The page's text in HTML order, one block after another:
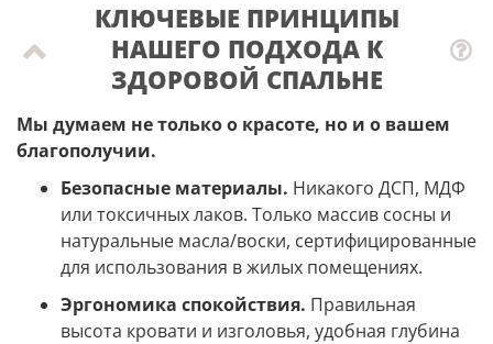
КЛЮЧЕВЫЕ ПРИНЦИПЫ
НАШЕГО ПОДХОДА К
ЗДОРОВОЙ СПАЛЬНЕ
Мы думаем не только о красоте, но и о вашем
благополучии.
Безопасные материалы. Никакого ДСП, МДФ
или токсичных лаков. Только массив сосны и
натуральные масла/воски, сертифицированные
для использования в жилых помещениях.
Эргономика спокойствия. Правильная
высота кровати и изголовья, удобная глубина